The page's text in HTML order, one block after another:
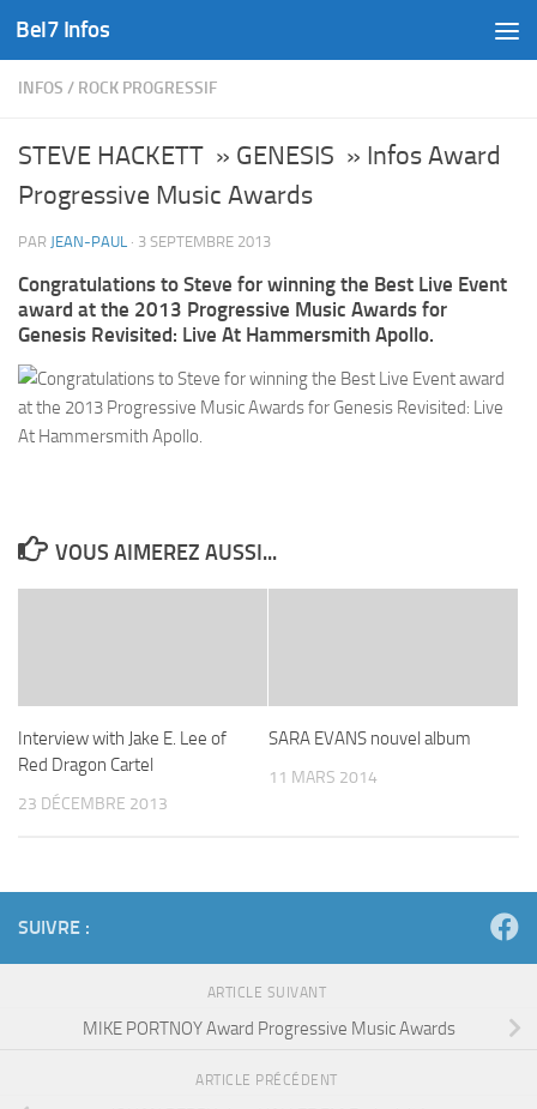
Skip to content
Bel7 Infos
INFOS / ROCK PROGRESSIF
STEVE HACKETT » GENESIS » Infos Award
Progressive Music Awards
PAR JEAN-PAUL · 3 SEPTEMBRE 2013
Congratulations to Steve for winning the Best Live Event
award at the 2013 Progressive Music Awards for
Genesis Revisited: Live At Hammersmith Apollo.
VOUS AIMEREZ AUSSI...
Interview with Jake E. Lee of
Red Dragon Cartel
23 DÉCEMBRE 2013
SARA EVANS nouvel album
11 MARS 2014
SUIVRE :
ARTICLE SUIVANT
MIKE PORTNOY Award Progressive Music Awards
ARTICLE PRÉCÉDENT